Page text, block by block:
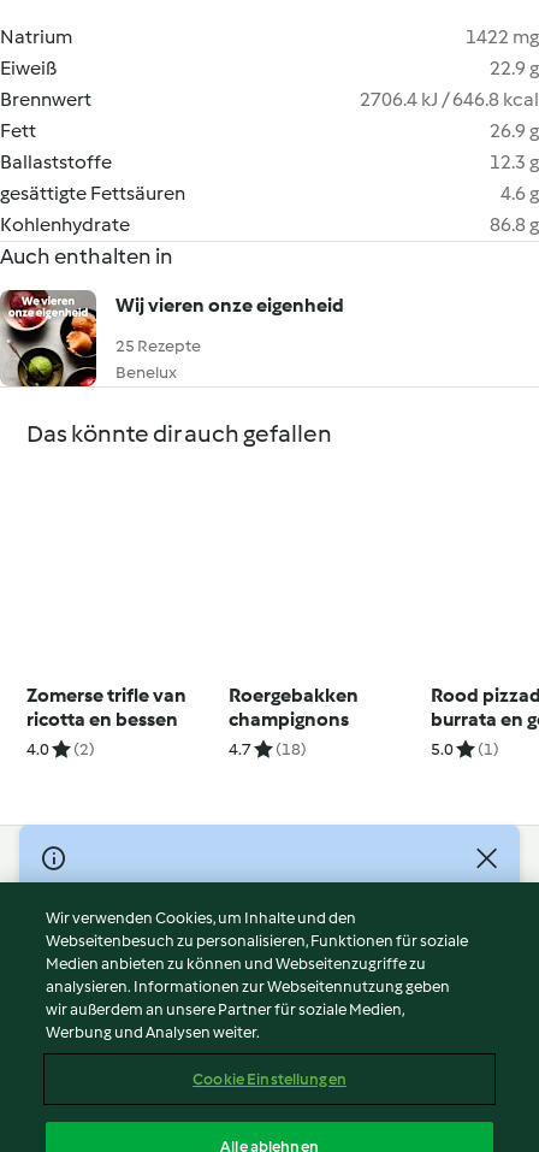
Natrium
1422 mg
Eiweiß
22.9 g
Brennwert
2706.4 kJ / 646.8 kcal
Fett
26.9 g
Ballaststoffe
12.3 g
gesättigte Fettsäuren
4.6 g
Kohlenhydrate
86.8 g
Auch enthalten in
Wij vieren onze eigenheid
25 Rezepte
Benelux
Das könnte dir auch gefallen
Zomerse trifle van
ricotta en bessen
4.0 (2)
Roergebakken
champignons
4.7 (18)
Rood
burrata en
aubergines
5.0 (1)
© Copyright 2026
Nutzungsbedingungen
Datenschutzrichtlinien
Disclaimer
Impressum
Cookies
Abo kündigen
Wir verwenden Cookies, um Inhalte und den
Webseitenbesuch zu personalisieren, Funktionen für soziale
Medien anbieten zu können und Webseitenzugriffe zu
analysieren. Informationen zur Webseitennutzung geben
wir außerdem an unsere Partner für soziale Medien,
Werbung und Analysen weiter.
Cookie Einstellungen
Alle ablehnen